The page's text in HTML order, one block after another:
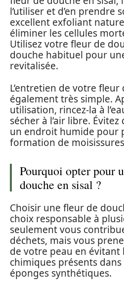
l’utiliser et d’en prendre
excellent exfoliant
éliminer les cellules
Utilisez votre fleur de
douche habituel pour
revitalisée.
L’entretien de votre
également très simple.
utilisation, rincez-la à
sécher à l’air libre.
un endroit humide pour
formation de
Pourquoi opter pour
douche en sisal ?
Choisir une fleur de
choix responsable à
seulement vous
déchets, mais vous
de votre peau en évitant
chimiques présents
éponges synthétiques.